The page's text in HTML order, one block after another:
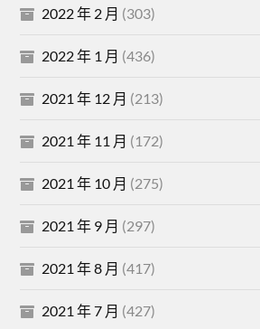
2022 年 2 月 (303)
2022 年 1 月 (436)
2021 年 12 月 (213)
2021 年 11 月 (172)
2021 年 10 月 (275)
2021 年 9 月 (297)
2021 年 8 月 (417)
2021 年 7 月 (427)